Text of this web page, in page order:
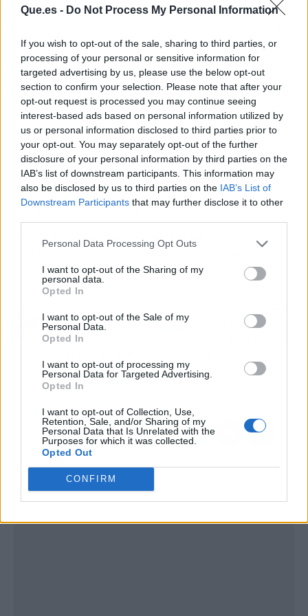
Que.es - Do Not Process My Personal Information
If you wish to opt-out of the sale, sharing to third parties, or
processing of your personal or sensitive information for
targeted advertising by us, please use the below opt-out
section to confirm your selection. Please note that after your
opt-out request is processed you may continue seeing
interest-based ads based on personal information utilized by
us or personal information disclosed to third parties prior to
your opt-out. You may separately opt-out of the further
disclosure of your personal information by third parties on the
IAB’s list of downstream participants. This information may
also be disclosed by us to third parties on the IAB’s List of
Downstream Participants that may further disclose it to other
Personal Data Processing Opt Outs
I want to opt-out of the Sharing of my
personal data.
Opted In
I want to opt-out of the Sale of my
Personal Data.
Opted In
I want to opt-out of processing my
Personal Data for Targeted Advertising.
Opted In
I want to opt-out of Collection, Use,
Retention, Sale, and/or Sharing of my
Personal Data that Is Unrelated with the
Purposes for which it was collected.
Opted Out
CONFIRM
vistieron de granate y azul ya forman parte de
vida, lo que no te mata te hace más fuerte —
pero a veces simplemente te manda a Segunda.
El chisme en 3 claves (TL;DR)
👀¿Quiénes son los protagonistas?El West Ham y los tres
mexicanos que pasaron por el club: Chicharito, Barrera y
Franco.
¿Cuál es el drama?El descenso histórico tras 14 años en
la Premier, dejando a la legión mexicana sin club de
tragedia deportiva y nostalgia tricolor, justo cuando la
Premier es la obsesión de millones de fans en México.
El problema de Corea del
Sur con la Gen Z:
permiso médico con
cirugía estética
Pokémon Whoosh! juego